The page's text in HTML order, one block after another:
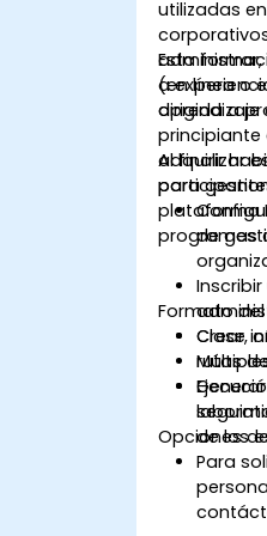
utilizadas
a
aprendizaje
Esta
(en línea o
dirigida a
principiante
adquirir
para
plataforma
programas
Al finalizar
de
Crear,
rutas
de los
Formato
Clase
Opciones
Para